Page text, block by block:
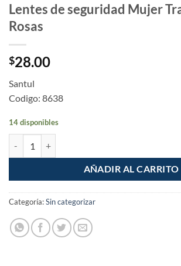
Lentes de seguridad Mujer
Rosas
$28.00
Santul
Codigo: 8638
14 disponibles
AÑADIR AL CARRITO
Categoría:Sin categorizar